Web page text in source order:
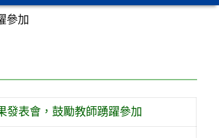
參加
發表會，鼓勵教師踴躍參加